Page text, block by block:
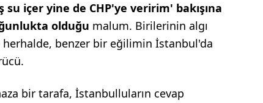
içer yine de CHP'ye veririm' bakışına
olduğu malum. Birilerinin algı
benzer bir eğilimin İstanbul'da
bir tarafa, İstanbulluların cevap